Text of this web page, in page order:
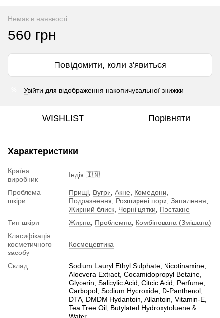
Немає в наявності
560 грн
Повідомити, коли з'явиться
Увійти для відображення накопичувальної знижки
WISHLIST Порівняти
Характеристики
Країна
виробник
Індія 🇮🇳
Проблема
шкіри
Прищі Вугри Акне Комедони
Подразнення
Розширені пори Запалення
Жирний блиск Чорні цятки
Постакне
Тип шкіри
Жирна Проблемна
Комбінована (Змішана)
Класифікація
косметичного
засобу
Космецевтика
Склад
Sodium Lauryl Ethyl Sulphate, Nicotinamine,
Aloevera Extract, Cocamidopropyl Betaine,
Glycerin, Salicylic Acid, Citcic Acid, Perfume,
Carbopol, Sodium Hydroxide, D-Panthenol,
DTA, DMDM Hydantoin, Allantoin, Vitamin-E,
Tea Tree Oil, Butylated Hydroxytoluene &
Water.